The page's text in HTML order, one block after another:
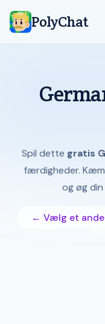
PolyChat
Spil dette gratis
færdigheder.
og øg
← Vælg et